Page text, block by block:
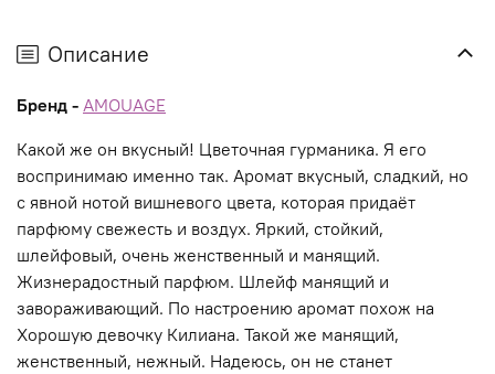
Описание
Бренд - AMOUAGE
Какой же он вкусный! Цветочная гурманика. Я его
воспринимаю именно так. Аромат вкусный, сладкий, но
с явной нотой вишневого цвета, которая придаёт
парфюму свежесть и воздух. Яркий, стойкий,
шлейфовый, очень женственный и манящий.
Жизнерадостный парфюм. Шлейф манящий и
завораживающий. По настроению аромат похож на
Хорошую девочку Килиана. Такой же манящий,
женственный, нежный. Надеюсь, он не станет